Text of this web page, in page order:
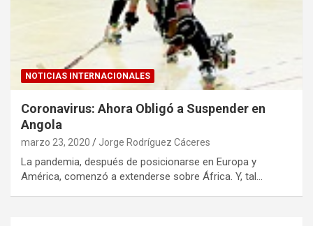
NOTICIAS INTERNACIONALES
Coronavirus: Ahora Obligó a Suspender en
Angola
marzo 23, 2020 Jorge Rodríguez Cáceres
La pandemia, después de posicionarse en Europa y
América, comenzó a extenderse sobre África. Y, tal…